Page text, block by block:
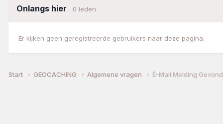
Onlangs hier 0 leden
Er kijken geen geregistreerde gebruikers naar deze pagina.
Start GEOCACHING Algemene vragen É-Mail Melding